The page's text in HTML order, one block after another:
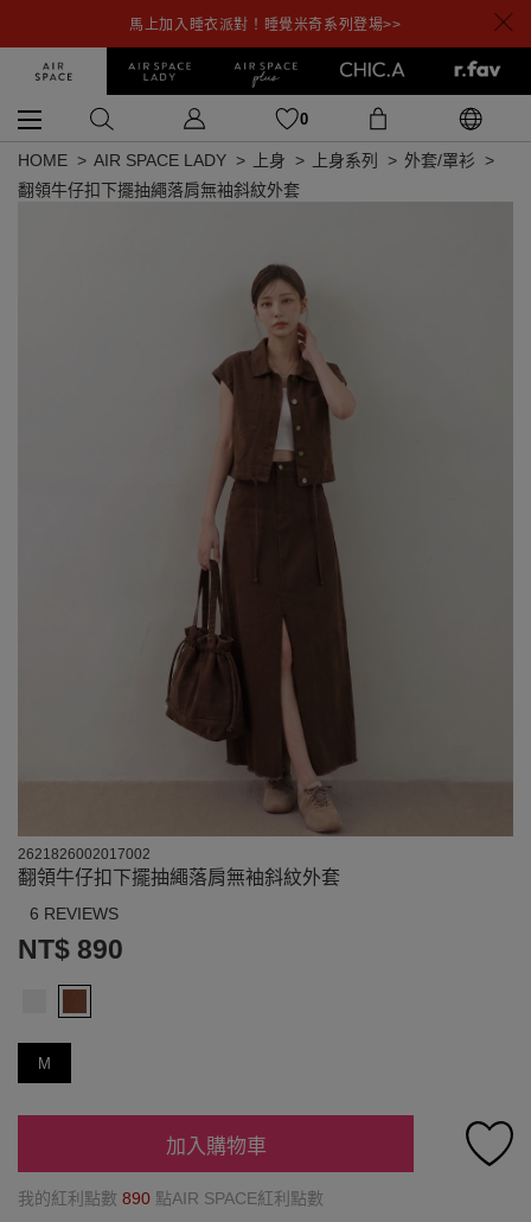
馬上加入睡衣派對！睡覺米奇系列登場>>
0
HOME AIR SPACE LADY 上身 上身系列
外套/罩衫
翻領牛仔扣下擺抽繩落肩無袖斜紋外套
2621826002017002
翻領牛仔扣下擺抽繩落肩無袖斜紋外套
6 REVIEWS
NT$ 890
M
加入購物車
我的紅利點數 890 點AIR SPACE紅利點數